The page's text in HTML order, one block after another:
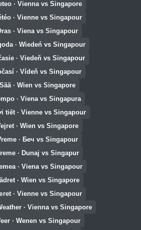
· Vienna vs Singapore
· Vienne vs Singapour
· Viena vs Singapour
· Wiedeń vs Singapour
· Viedeň vs Singapour
· Vídeň vs Singapour
Sää · Wien vs Singapore
· Viena vs Singapura
tiết · Vienne vs Singapour
· Wien vs Singapore
· Беч vs Singapour
· Dunaj vs Singapur
· Viena vs Singapour
· Wien vs Singapore
· Vienne vs Singapour
· Vienna vs Singapore
· Wenen vs Singapour